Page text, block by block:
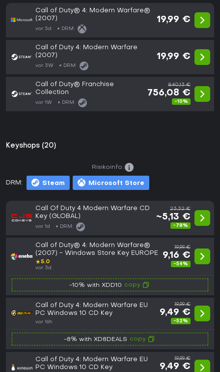
Call of Duty® 4: Modern Warfare®
(2007)
vor 5d DRM:
19,99 €
Call of Duty 4: Modern Warfare
(2007)
vor 3W DRM:
19,99 €
Call of Duty® Franchise
Collection
vor 1W DRM:
840,13 €
756,08 €
-10%
Keyshops (20)
DRM: Steam Microsoft Store
Risikoinfo:
Call Of Duty 4 Modern Warfare CD
Key (GLOBAL)
vor 1d DRM:
23,32 €
~5,13 €
-78%
Call of Duty® 4: Modern Warfare®
(2007) - Windows Store Key EUROPE
★5.0
vor 3d
19,99 €
9,16 €
-54%
-10% with XDD10 copy
Call of Duty 4: Modern Warfare EU
PC Windows 10 CD Key
vor 16h
19,99 €
9,49 €
-52%
-8% with XD8DEALS copy
Call of Duty 4: Modern Warfare EU
PC Windows 10 CD Key
19,99 €
9,49 €